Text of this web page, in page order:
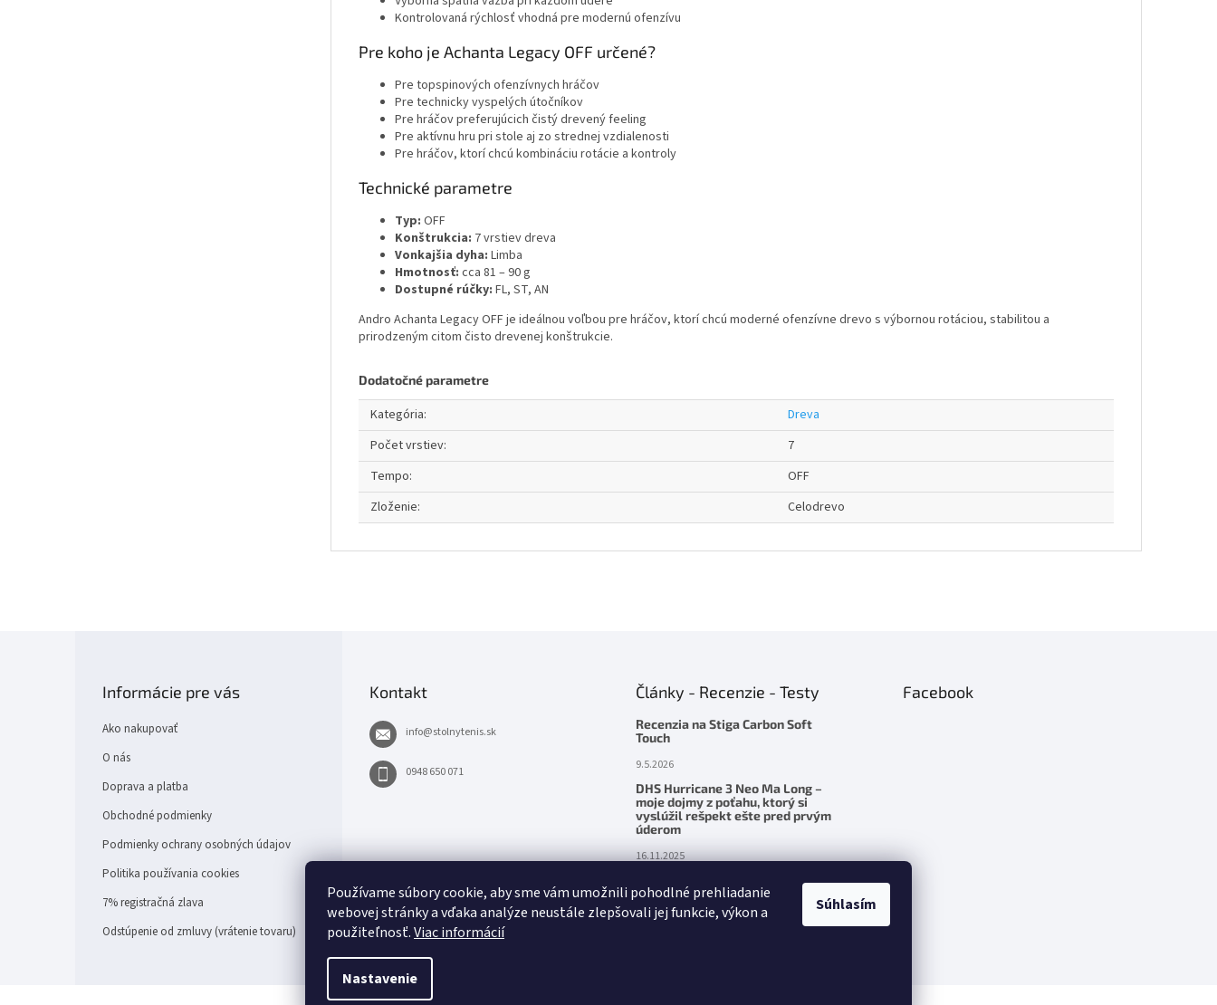
Používame súbory cookie, aby sme vám umožnili pohodlné prehliadanie
webovej stránky a vďaka analýze neustále zlepšovali jej funkcie, výkon a
použiteľnosť.Viac informácií
Nastavenie
Súhlasím
Kontrolovaná rýchlosť vhodná pre modernú ofenzívu
Pre koho je Achanta Legacy OFF určené?
Pre topspinových ofenzívnych hráčov
Pre technicky vyspelých útočníkov
Pre hráčov preferujúcich čistý drevený feeling
Pre aktívnu hru pri stole aj zo strednej vzdialenosti
Pre hráčov, ktorí chcú kombináciu rotácie a kontroly
Technické parametre
Typ: OFF
Konštrukcia: 7 vrstiev dreva
Vonkajšia dyha: Limba
Hmotnosť: cca 81 – 90 g
Dostupné rúčky: FL, ST, AN
Andro Achanta Legacy OFF je ideálnou voľbou pre hráčov, ktorí chcú moderné ofenzívne drevo s výbornou rotáciou, stabilitou a
prirodzeným citom čisto drevenej konštrukcie.
Dodatočné parametre
Kategória:
Dreva
Počet vrstiev:
7
Tempo:
OFF
Zloženie: Celodrevo
Informácie pre vás
Ako nakupovať
O nás
Doprava a platba
Obchodné podmienky
Podmienky ochrany osobných údajov
Politika používania cookies
7% registračná zlava
Odstúpenie od zmluvy (vrátenie tovaru)
Kontakt
info@stolnytenis.sk
0948 650 071
Články - Recenzie - Testy
Recenzia na Stiga Carbon Soft
Touch
9.5.2026
DHS Hurricane 3 Neo Ma Long –
moje dojmy z poťahu, ktorý si
vyslúžil rešpekt ešte pred prvým
úderom
16.11.2025
Palatinus Handmade ZENITH ZC 5.7
– precítená sila v ruke
24.5.2025
Facebook